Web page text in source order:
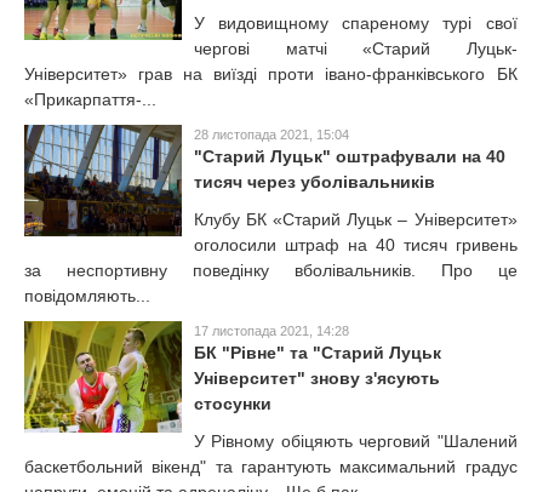
У видовищному спареному турі свої
чергові матчі «Старий Луцьк-
Університет» грав на виїзді проти івано-франківського БК
«Прикарпаття-...
28 листопада 2021, 15:04
"Старий Луцьк" оштрафували на 40
тисяч через уболівальників
Клубу БК «Старий Луцьк – Університет»
оголосили штраф на 40 тисяч гривень
за неспортивну поведінку вболівальників. Про це
повідомляють...
17 листопада 2021, 14:28
БК "Рівне" та "Старий Луцьк
Університет" знову з'ясують
стосунки
У Рівному обіцяють черговий "Шалений
баскетбольний вікенд" та гарантують максимальний градус